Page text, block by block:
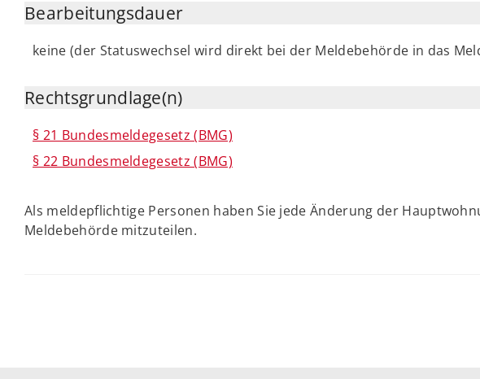
Bearbeitungsdauer
keine (der Statuswechsel wird direkt bei der Meldebehörde in das
Rechtsgrundlage(n)
§ 21 Bundesmeldegesetz (BMG)
§ 22 Bundesmeldegesetz (BMG)
Als meldepflichtige Personen haben Sie jede Änderung der
Meldebehörde mitzuteilen.